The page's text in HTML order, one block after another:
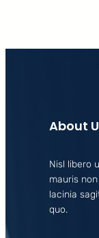
About
Nisl libero
mauris
lacinia
quo.